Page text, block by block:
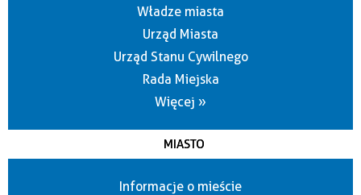
Władze miasta
Urząd Miasta
Urząd Stanu Cywilnego
Rada Miejska
Więcej »
MIASTO
Informacje o mieście